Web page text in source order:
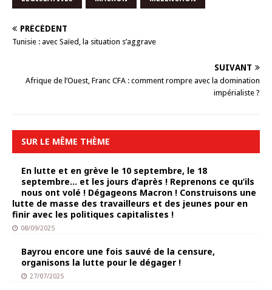
PRÉCÉDENT
Tunisie : avec Saïed, la situation s’aggrave
SUIVANT
Afrique de l’Ouest, Franc CFA : comment rompre avec la domination
impérialiste ?
SUR LE MÊME THÈME
En lutte et en grève le 10 septembre, le 18
septembre… et les jours d’après ! Reprenons ce qu’ils
nous ont volé ! Dégageons Macron ! Construisons une
lutte de masse des travailleurs et des jeunes pour en
finir avec les politiques capitalistes !
08/09/2025
Bayrou encore une fois sauvé de la censure,
organisons la lutte pour le dégager !
27/07/2025